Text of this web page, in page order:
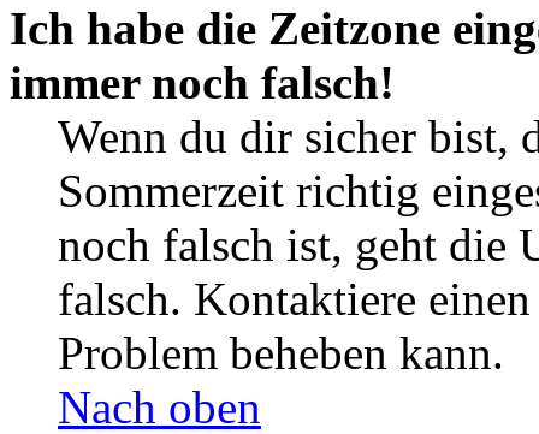
Ich habe die Zeitzone
immer noch falsch!
Wenn du dir sicher bist,
Sommerzeit richtig
noch falsch ist, geht die
falsch. Kontaktiere
Problem beheben kann.
Nach oben